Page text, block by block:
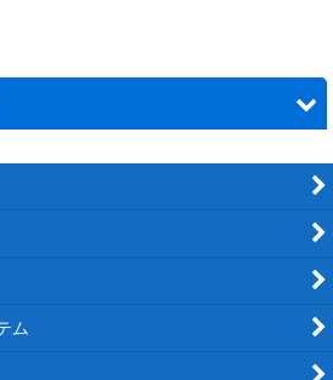
商品)
ム